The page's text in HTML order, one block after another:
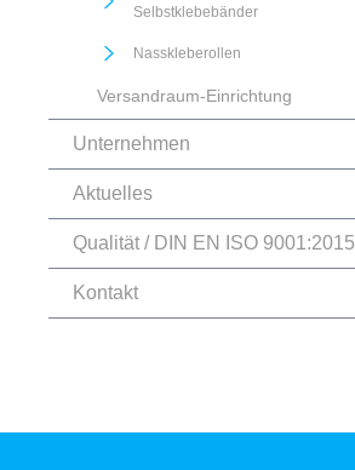
Selbstklebebänder
Nasskleberollen
Versandraum-Einrichtung
Unternehmen
Aktuelles
Qualität / DIN EN ISO 9001:2015
Kontakt